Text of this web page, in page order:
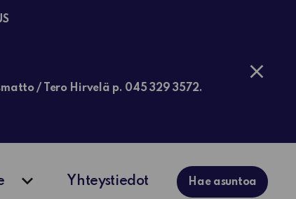
/ Tero Hirvelä p. 045 329 3572.
Yhteystiedot Hae asuntoa